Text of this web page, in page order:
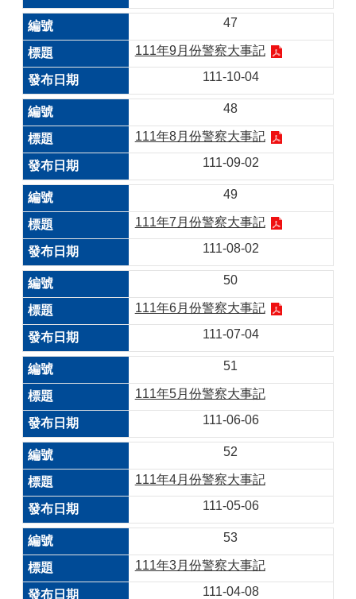
47
111年9月份警察大事記
111-10-04
48
111年8月份警察大事記
111-09-02
49
111年7月份警察大事記
111-08-02
50
111年6月份警察大事記
111-07-04
51
111年5月份警察大事記
111-06-06
52
111年4月份警察大事記
111-05-06
53
111年3月份警察大事記
111-04-08